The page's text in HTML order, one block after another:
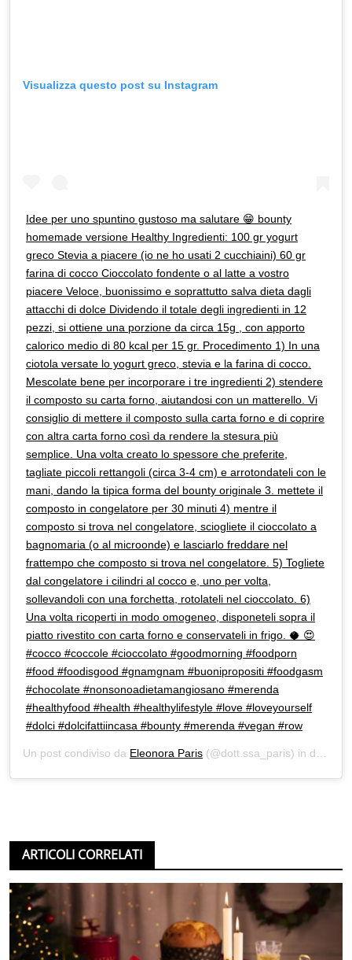
Visualizza questo post su Instagram
Idee per uno spuntino gustoso ma salutare 😁 bounty
homemade versione Healthy Ingredienti: 100 gr yogurt
greco Stevia a piacere (io ne ho usati 2 cucchiaini) 60 gr
farina di cocco Cioccolato fondente o al latte a vostro
piacere Veloce, buonissimo e soprattutto salva dieta dagli
attacchi di dolce Dividendo il totale degli ingredienti in 12
pezzi, si ottiene una porzione da circa 15g , con apporto
calorico medio di 80 kcal per 15 gr. Procedimento 1) In una
ciotola versate lo yogurt greco, stevia e la farina di cocco.
Mescolate bene per incorporare i tre ingredienti 2) stendere
il composto su carta forno, aiutandosi con un matterello. Vi
consiglio di mettere il composto sulla carta forno e di coprire
con altra carta forno così da rendere la stesura più
semplice. Una volta creato lo spessore che preferite,
tagliate piccoli rettangoli (circa 3-4 cm) e arrotondateli con le
mani, dando la tipica forma del bounty originale 3. mettete il
composto in congelatore per 30 minuti 4) mentre il
composto si trova nel congelatore, sciogliete il cioccolato a
bagnomaria (o al microonde) e lasciarlo freddare nel
frattempo che composto si trova nel congelatore. 5) Togliete
dal congelatore i cilindri al cocco e, uno per volta,
sollevandoli con una forchetta, rotolateli nel cioccolato. 6)
Una volta ricoperti in modo omogeneo, disponeteli sopra il
piatto rivestito con carta forno e conservateli in frigo. 🥥 😍
#cocco #coccole #cioccolato #goodmorning #foodporn
#food #foodisgood #gnamgnam #buonipropositi #foodgasm
#chocolate #nonsonoadietamangiosano #merenda
#healthyfood #health #healthylifestyle #love #loveyourself
#dolci #dolcifattiincasa #bounty #merenda #vegan #row
Un post condiviso da Eleonora Paris (@dott.ssa_paris) in data:
ARTICOLI CORRELATI